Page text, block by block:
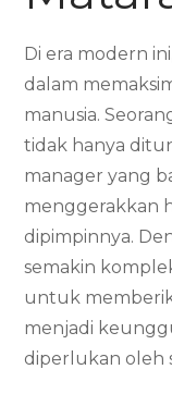
Di era modern
dalam
manusia.
tidak hanya
manager yang
menggerakkan
dipimpinnya.
semakin
untuk
menjadi
diperlukan oleh